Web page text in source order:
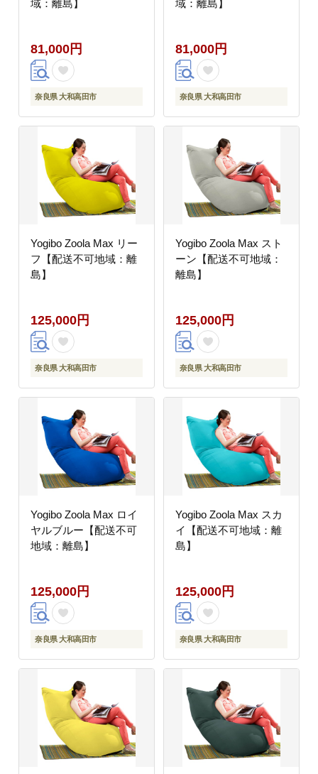
域：離島】
81,000円
奈良県 大和高田市
域：離島】
81,000円
奈良県 大和高田市
Yogibo Zoola Max リー
フ【配送不可地域：離
島】
125,000円
奈良県 大和高田市
Yogibo Zoola Max スト
ーン【配送不可地域：
離島】
125,000円
奈良県 大和高田市
Yogibo Zoola Max ロイ
ヤルブルー【配送不可
地域：離島】
125,000円
奈良県 大和高田市
Yogibo Zoola Max スカ
イ【配送不可地域：離
島】
125,000円
奈良県 大和高田市